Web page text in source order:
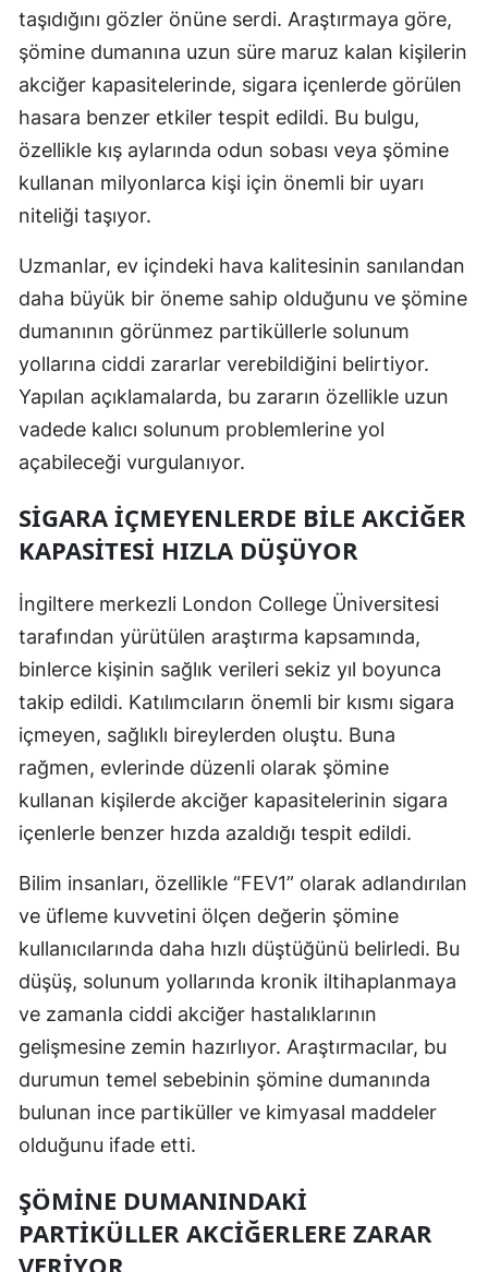
Eskişehir
Gaziantep
Gümüşhane
Hakkari
Isparta
Mersin
İstanbul
Kayseri
Kırklareli
Kırşehir
Kocaeli
Konya
Kütahya
Kahramanmaraş
Mardin
Muğla
Muş
Nevşehir
taşıdığını gözler önüne serdi. Araştırmaya göre,
şömine dumanına uzun süre maruz kalan kişilerin
akciğer kapasitelerinde, sigara içenlerde görülen
hasara benzer etkiler tespit edildi. Bu bulgu,
özellikle kış aylarında odun sobası veya şömine
kullanan milyonlarca kişi için önemli bir uyarı
niteliği taşıyor.
Uzmanlar, ev içindeki hava kalitesinin sanılandan
daha büyük bir öneme sahip olduğunu ve şömine
dumanının görünmez partiküllerle solunum
yollarına ciddi zararlar verebildiğini belirtiyor.
Yapılan açıklamalarda, bu zararın özellikle uzun
vadede kalıcı solunum problemlerine yol
açabileceği vurgulanıyor.
SIGARA İÇMEYENLERDE BILE AKCIĞER
KAPASITESI HIZLA DÜŞÜYOR
İngiltere merkezli London College Üniversitesi
tarafından yürütülen araştırma kapsamında,
binlerce kişinin sağlık verileri sekiz yıl boyunca
takip edildi. Katılımcıların önemli bir kısmı sigara
içmeyen, sağlıklı bireylerden oluştu. Buna
rağmen, evlerinde düzenli olarak şömine
kullanan kişilerde akciğer kapasitelerinin sigara
içenlerle benzer hızda azaldığı tespit edildi.
Bilim insanları, özellikle “FEV1” olarak adlandırılan
ve üfleme kuvvetini ölçen değerin şömine
kullanıcılarında daha hızlı düştüğünü belirledi. Bu
düşüş, solunum yollarında kronik iltihaplanmaya
ve zamanla ciddi akciğer hastalıklarının
gelişmesine zemin hazırlıyor. Araştırmacılar, bu
durumun temel sebebinin şömine dumanında
bulunan ince partiküller ve kimyasal maddeler
olduğunu ifade etti.
ŞÖMINE DUMANINDAKI
PARTIKÜLLER AKCIĞERLERE ZARAR